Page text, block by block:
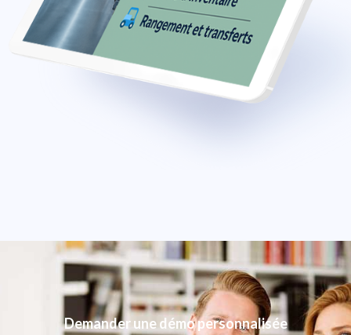
Demander une démo personnalisée